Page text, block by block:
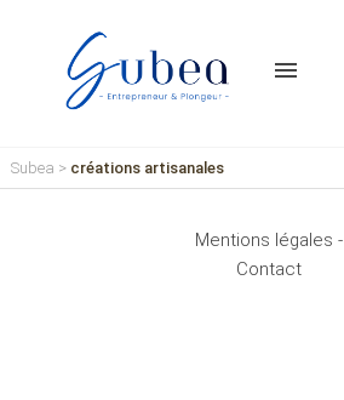
menu
Subea > créations artisanales
Mentions légales -
Contact